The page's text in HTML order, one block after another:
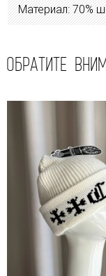
Материал: 70%
ОБРАТИТЕ